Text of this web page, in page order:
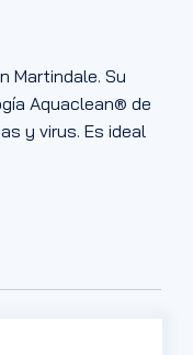
Martindale. Su
Aquaclean® de
y virus. Es ideal